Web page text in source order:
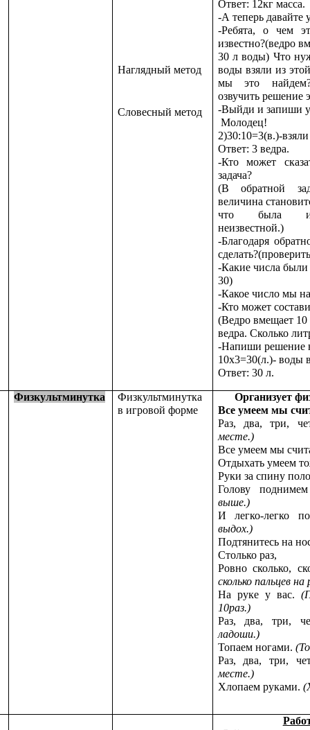
Наглядный метод
Словесный метод
Ответ: 12кг масса.
-А теперь давайте
-Ребята, о чем
известно?(ведро
30 л воды) Что
воды взяли из
мы это
озвучить решение
-Выйди и запиши
Молодец!
2)30:10=3(в.)-
Ответ: 3 ведра.
-Кто может
задача?
(В обратной
величина
что была
неизвестной.)
-Благодаря
-Какие числа
30)
-Какое число мы
-Кто может
(Ведро вмещает
ведра. Сколько
-Напиши решение
10х3=30(л.)- воды
Ответ: 30 л.
Физкультминутка
Физкультминутка
в игровой форме
Организует
Все умеем мы
Раз, два, три,
месте.)
Все умеем мы
Отдыхать умеем
Руки за спину
Голову
выше.)
И легко-легко
выдох.)
Подтянитесь на
Столько раз,
Ровно сколько,
сколько пальцев на
На руке у вас.
10раз.)
Раз, два, три,
ладоши.)
Топаем ногами.
Раз, два, три,
месте.)
Хлопаем руками.